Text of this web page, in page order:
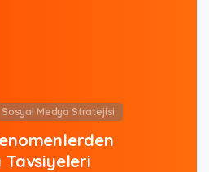
Sosyal Medya Stratejisi